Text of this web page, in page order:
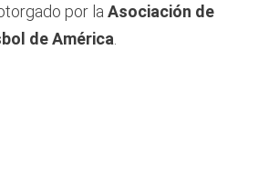
por la Asociación de
de América